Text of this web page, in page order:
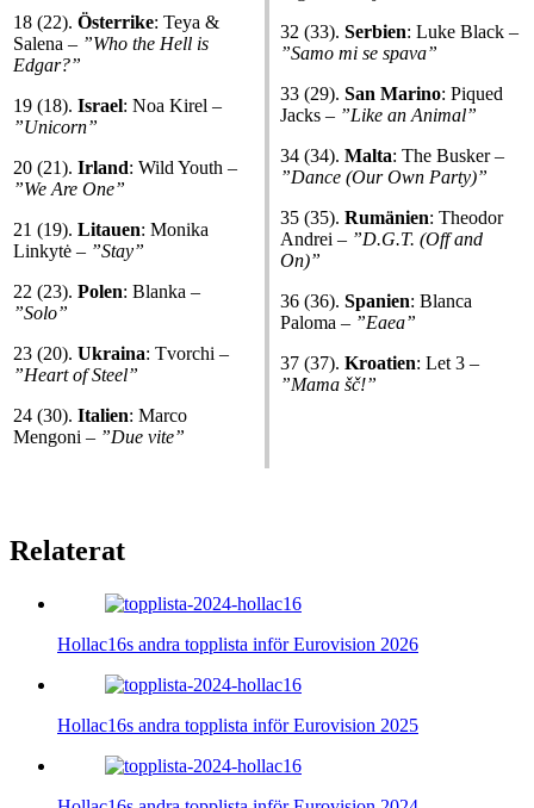
18 (22). Österrike: Teya &
Salena – ”Who the Hell is
Edgar?”
19 (18). Israel: Noa Kirel –
”Unicorn”
20 (21). Irland: Wild Youth –
”We Are One”
21 (19). Litauen: Monika
Linkytė – ”Stay”
22 (23). Polen: Blanka –
”Solo”
23 (20). Ukraina: Tvorchi –
”Heart of Steel”
24 (30). Italien: Marco
Mengoni – ”Due vite”
32 (33). Serbien: Luke Black –
”Samo mi se spava”
33 (29). San Marino: Piqued
Jacks – ”Like an Animal”
34 (34). Malta: The Busker –
”Dance (Our Own Party)”
35 (35). Rumänien: Theodor
Andrei – ”D.G.T. (Off and
On)”
36 (36). Spanien: Blanca
Paloma – ”Eaea”
37 (37). Kroatien: Let 3 –
”Mama šč!”
Relaterat
Hollac16s andra topplista inför Eurovision 2026
Hollac16s andra topplista inför Eurovision 2025